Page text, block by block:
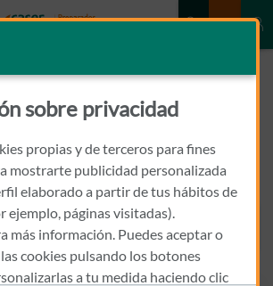
CASTELLON
VITHAS CASTELLON
DE LA PLANA
964 726 000
Llamar a HOSPITAL
sobre privacidad
propias y de terceros para fines
mostrarte publicidad personalizada
elaborado a partir de tus hábitos de
ejemplo, páginas visitadas).
más información. Puedes aceptar o
cookies pulsando los botones
a tu medida haciendo clic